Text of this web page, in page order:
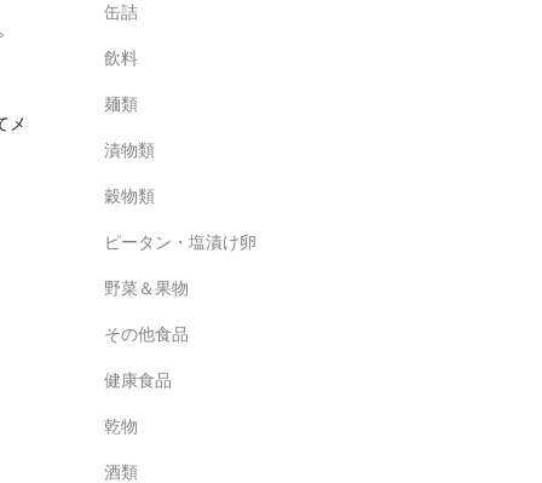
メ
缶詰
飲料
麺類
漬物類
穀物類
ピータン・塩漬け卵
野菜＆果物
その他食品
健康食品
乾物
酒類